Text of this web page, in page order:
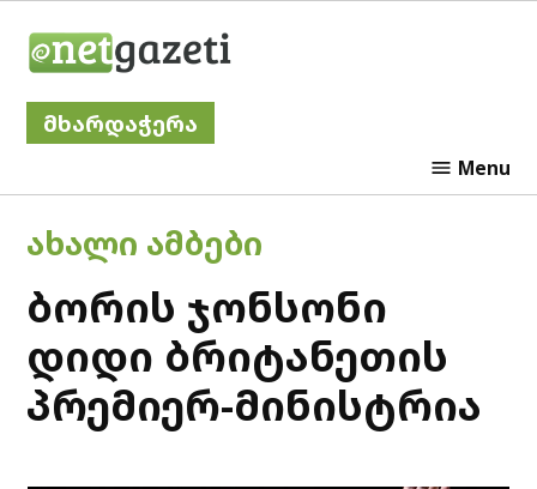
მხარდაჭერა
Menu
POSTED
IN
ᲐᲮᲐᲚᲘ ᲐᲛᲑᲔᲑᲘ
ბორის ჯონსონი
დიდი ბრიტანეთის
პრემიერ-მინისტრია